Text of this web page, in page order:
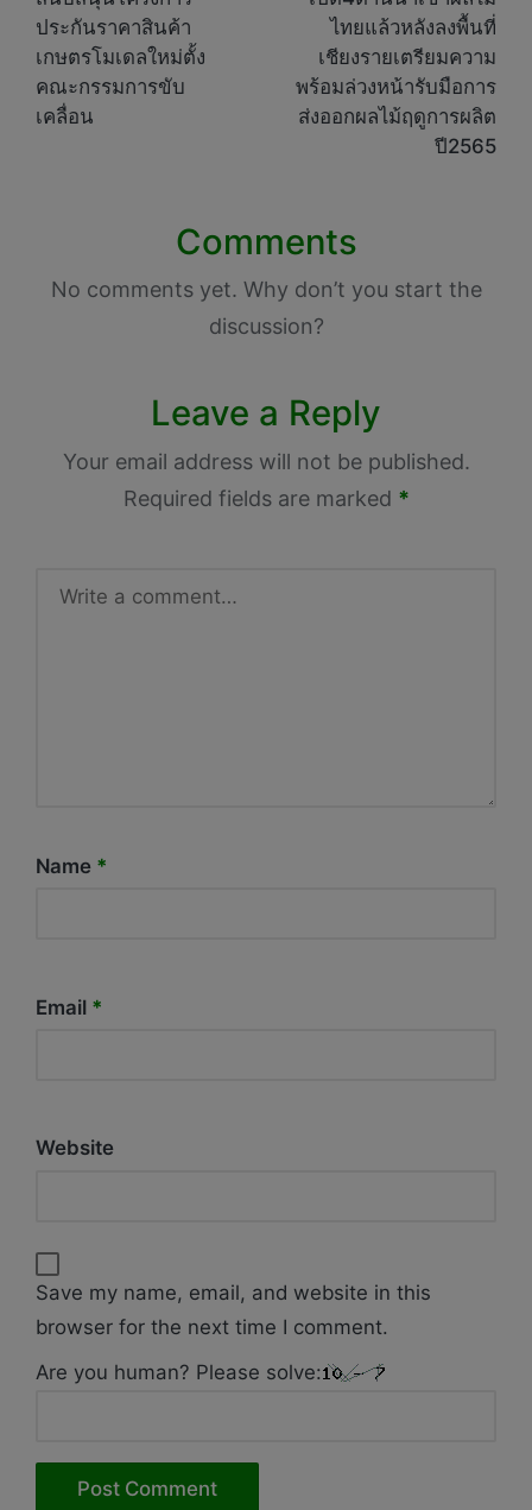
ประกันราคาสินค้า
เกษตรโมเดลใหม่ตั้ง
คณะกรรมการขับ
เคลื่อน
ไทยแล้วหลังลงพื้นที่
เชียงรายเตรียมความ
พร้อมล่วงหน้ารับมือการ
ส่งออกผลไม้ฤดูการผลิต
ปี2565
Comments
No comments yet. Why don’t you start the
discussion?
Leave a Reply
Your email address will not be published.
Required fields are marked *
Name *
Email *
Website
Save my name, email, and website in this
browser for the next time I comment.
Are you human? Please solve: